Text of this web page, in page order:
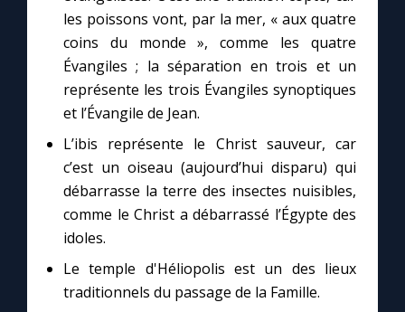
les poissons vont, par la mer, « aux quatre
coins du monde », comme les quatre
Évangiles ; la séparation en trois et un
représente les trois Évangiles synoptiques
et l’Évangile de Jean.
L’ibis représente le Christ sauveur, car
c’est un oiseau (aujourd’hui disparu) qui
débarrasse la terre des insectes nuisibles,
comme le Christ a débarrassé l’Égypte des
idoles.
Le temple d'Héliopolis est un des lieux
traditionnels du passage de la Famille.